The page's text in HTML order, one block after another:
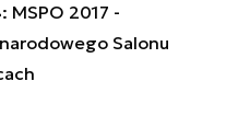
: MSPO 2017 -
Salonu